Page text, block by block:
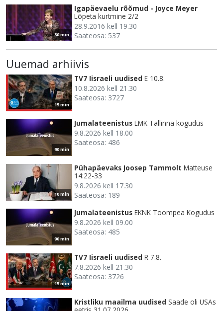
30 min
Igapäevaelu rõõmud - Joyce Meyer
Lõpeta kurtmine 2/2
28.9.2016 kell 19.30
Saateosa: 537
Uuemad arhiivis
15 min
TV7 Iisraeli uudised E 10.8.
10.8.2026 kell 21.30
Saateosa: 3727
90 min
Jumalateenistus EMK Tallinna kogudus
9.8.2026 kell 18.00
Saateosa: 486
10 min
Pühapäevaks Joosep Tammolt Matteuse
14:22-33
9.8.2026 kell 17.30
Saateosa: 189
90 min
Jumalateenistus EKNK Toompea Kogudus
9.8.2026 kell 09.00
Saateosa: 485
15 min
TV7 Iisraeli uudised R 7.8.
7.8.2026 kell 21.30
Saateosa: 3726
Kristliku maailma uudised Saade oli USAs